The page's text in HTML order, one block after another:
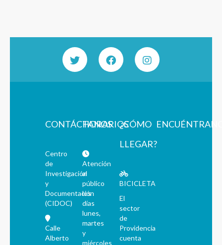
CONTÁCTANOS
Centro
de
Investigación
y
Documentación
(CIDOC)
Calle
Alberto
HORARIOS
Atención
al
público
los
días
lunes,
martes
y
miércoles
¿CÓMO
LLEGAR?
BICICLETA
El
sector
de
Providencia
cuenta